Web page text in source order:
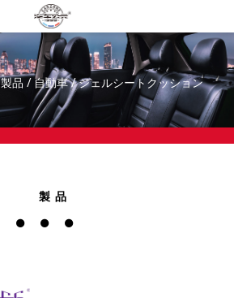
製品 / 自動車/ジェルシートクッション
製品